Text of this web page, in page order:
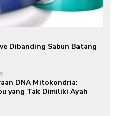
Dibanding Sabun Batang
DNA Mitokondria:
yang Tak Dimiliki Ayah